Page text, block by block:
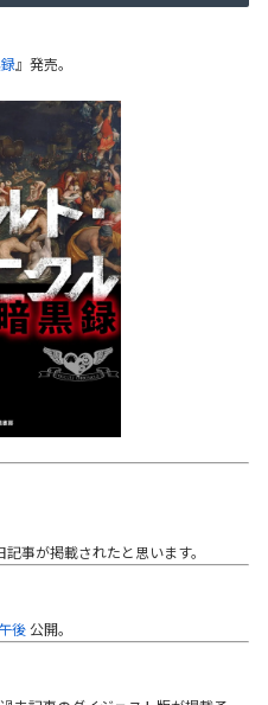
』発売。
事が掲載されたと思います。
後公開。